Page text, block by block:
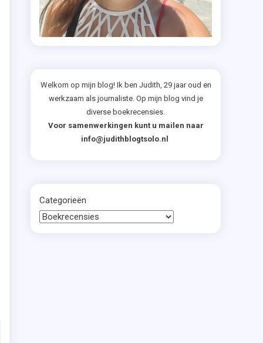
Welkom op mijn blog! Ik ben Judith, 29 jaar oud en
werkzaam als journaliste. Op mijn blog vind je
diverse boekrecensies.
Voor samenwerkingen kunt u mailen naar
info@judithblogtsolo.nl
Categorieën